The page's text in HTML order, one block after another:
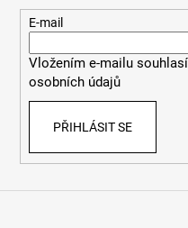
E-mail
Vložením e-mailu
osobních údajů
PŘIHLÁSIT SE